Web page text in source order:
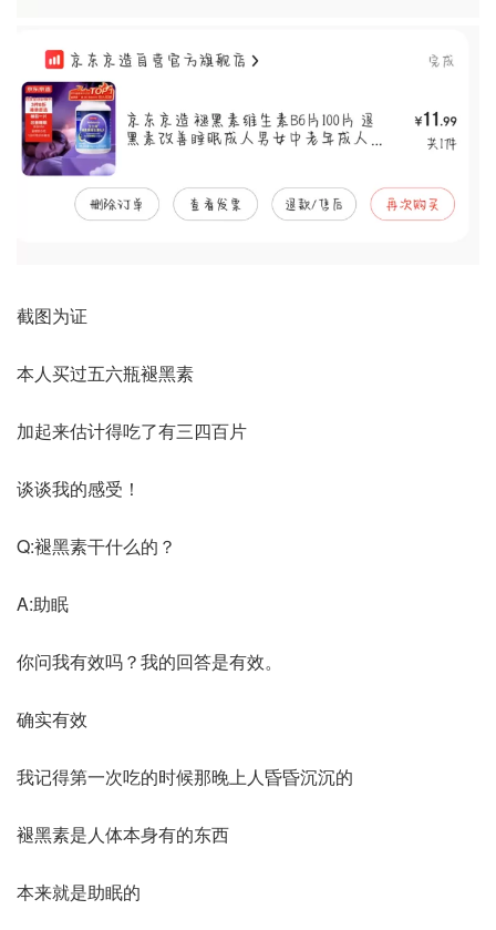
截图为证
本人买过五六瓶褪黑素
加起来估计得吃了有三四百片
谈谈我的感受！
Q:褪黑素干什么的？
A:助眠
你问我有效吗？我的回答是有效。
确实有效
我记得第一次吃的时候那晚上人昏昏沉沉的
褪黑素是人体本身有的东西
本来就是助眠的